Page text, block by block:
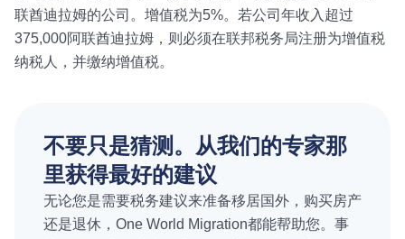
联酋迪拉姆的公司。增值税为5%。若公司年收入超过
375,000阿联酋迪拉姆，则必须在联邦税务局注册为增值税
纳税人，并缴纳增值税。
不要只是猜测。从我们的专家那
里获得最好的建议
无论您是需要税务建议来准备移居国外，购买房产
还是退休，One World Migration都能帮助您。事